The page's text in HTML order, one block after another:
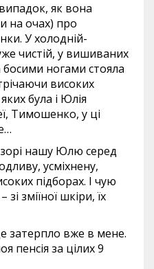
як вона
на очах) про
У холодній-
чистій, у вишиваних
ногами стояла
високих
була і Юлія
Тимошенко, у ці
нашу Юлю серед
усміхнену,
підборах. І чую
зі зміїної шкіри, їх
затерпло вже в мене.
пенсія за цілих 9